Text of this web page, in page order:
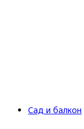
Сад и балкон